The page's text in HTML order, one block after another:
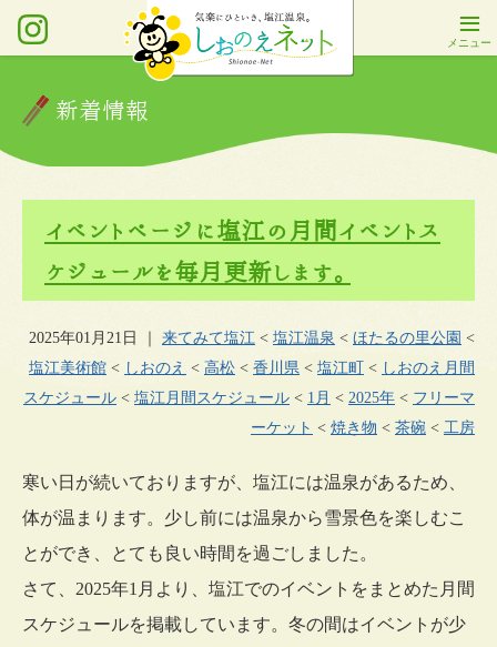
新着情報
イベントページに塩江の月間イベントス
ケジュールを毎月更新します。
2025年01月21日 来てみて塩江 < 塩江温泉 < ほたるの里公園 <
塩江美術館 < しおのえ < 高松 < 香川県 < 塩江町 < しおのえ月間
スケジュール < 塩江月間スケジュール < 1月 < 2025年 < フリーマ
ーケット < 焼き物 < 茶碗 < 工房
寒い日が続いておりますが、塩江には温泉があるため、
体が温まります。少し前には温泉から雪景色を楽しむこ
とができ、とても良い時間を過ごしました。
さて、2025年1月より、塩江でのイベントをまとめた月間
スケジュールを掲載しています。冬の間はイベントが少